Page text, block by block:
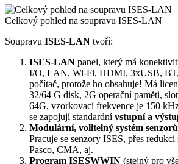
Celkový pohled na soupravu ISES-LAN
Soupravu ISES-LAN tvoří:
ISES-LAN panel, který má
I/O, LAN, Wi-Fi, HDMI, 3xUSB, BT,
počítač, protože ho obsahuje! Má
32/64 G disk, 2G operační paměti,
64G, vzorkovací frekvence je 150
se zapojují standardnívstupní a
Modulární, volitelný systém senzorů
Pracuje se senzory ISES, přes
Pasco, CMA, aj.
Program ISESWWIN (stejný pro